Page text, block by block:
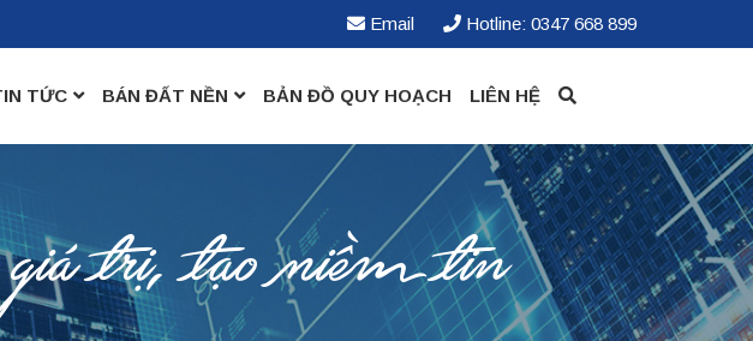
Email Hotline: 0347 668 899
TỨC BÁN ĐẤT NỀN BẢN ĐỒ QUY HOẠCH LIÊN HỆ
trị, tạo niềm tin